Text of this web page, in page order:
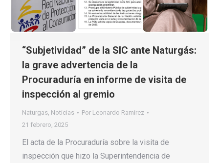
“Subjetividad” de la SIC ante Naturgás:
la grave advertencia de la
Procuraduría en informe de visita de
inspección al gremio
Naturgas, Noticias Por Leonardo Ramirez
21 febrero, 2025
El acta de la Procuraduría sobre la visita de
inspección que hizo la Superintendencia de